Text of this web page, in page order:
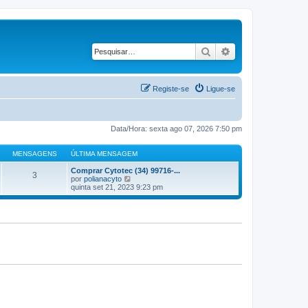
Pesquisar
Ligue-se
Registe-se
Data/Hora: sexta ago 07, 2026 7:50 pm
MENSAGENS ÚLTIMA MENSAGEM
3
Comprar Cytotec (34) 99716-...
por polianacyto
e
j
quinta set 21, 2023 9:23 pm